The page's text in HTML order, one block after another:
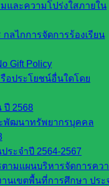
และความโปร่งใสภายใน
ลไกการจัดการร้องเรียน
Gift Policy
อประโยชน์อื่นใดโดย
ปี 2568
พัฒนาทรัพยากรบุคคล
ระจำปี 2564-2567
ตามแผนบริหารจัดการคว
านเขตพื้นที่การศึกษา ประ